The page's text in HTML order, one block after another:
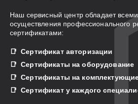
Наш сервисный центр обладает
осуществления профессионального
сертификатами:
Сертификат авторизации
Сертификаты на оборудование
Сертификаты на
Сертификат у каждого